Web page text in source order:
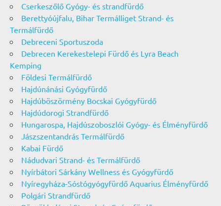
Cserkeszőlő Gyógy- és strandfürdő
Berettyóújfalu, Bihar Termálliget Strand- és
Termálfürdő
Debreceni Sportuszoda
Debrecen Kerekestelepi Fürdő és Lyra Beach
Kemping
Földesi Termálfürdő
Hajdúnánási Gyógyfürdő
Hajdúböszörmény Bocskai Gyógyfürdő
Hajdúdorogi Strandfürdő
Hungarospa, Hajdúszoboszlói Gyógy- és Élményfürdő
Jászszentandrás Termálfürdő
Kabai Fürdő
Nádudvari Strand- és Termálfürdő
Nyírbátori Sárkány Wellness és Gyógyfürdő
Nyíregyháza-Sóstógyógyfürdő Aquarius Élményfürdő
Polgári Strandfürdő